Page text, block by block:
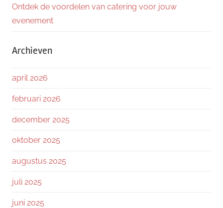
Ontdek de voordelen van catering voor jouw
evenement
Archieven
april 2026
februari 2026
december 2025
oktober 2025
augustus 2025
juli 2025
juni 2025